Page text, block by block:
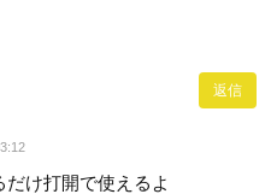
返信
け打開で使えるよ